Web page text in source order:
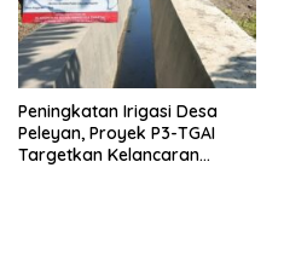
Peningkatan Irigasi Desa
Peleyan, Proyek P3-TGAI
Targetkan Kelancaran